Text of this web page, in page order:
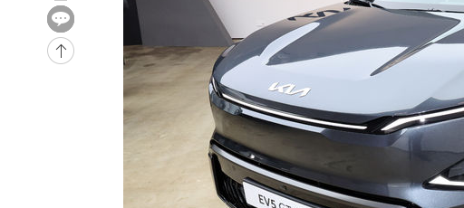
정상
-17099초 전 >
"얼마나 더웠으면"…안동 물길공원서 헤엄친 구렁이 '소동'
-17026초 전 >
손흥민, 68분 뛰고 2경기 침묵…LAFC, 톨루카에 1-0 승리(종합)
-16298초 전 >
'2경기 연속 침묵' 손흥민, 톨루카전 68분만 뛰고 슈팅 0개
이강인, 오늘 서울서 AT마드리드 입단식…'전례 없는 특급대우'
'여긴 20도, 저긴 50도'…열화상 카메라로 본 폭염 저감시설 '온도
콜롬비아 신임 우파 대통령 취임 하루만에 차량폭탄 폭발 사건
튀르키예 외무장관, "메카 3국 방위협정은 이란이 목표 아냐 " 밝혀
이군이 불법 군시설 건설한 레바논 남부에서 레바논군 3명 폭발로 부상